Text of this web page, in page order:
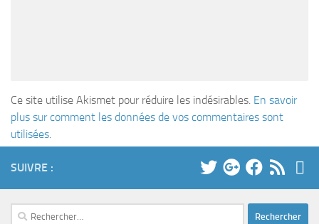
Ce site utilise Akismet pour réduire les indésirables. En savoir
plus sur comment les données de vos commentaires sont
utilisées
SUIVRE :
Rechercher :